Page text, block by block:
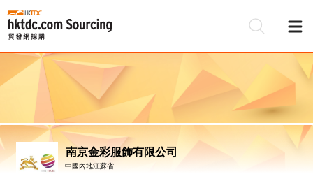
南京金彩服飾有限公司
中國內地江蘇省